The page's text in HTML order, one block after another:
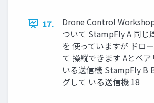
17.
Drone Control
ついて StampFly A 同じ
を 使っていますが ドロ
て 操縦できます Aとペ
いる送信機 StampFly B
グして いる送信機 18